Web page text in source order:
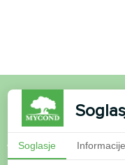
Želite
vprašanja?
Soglasje Informacije